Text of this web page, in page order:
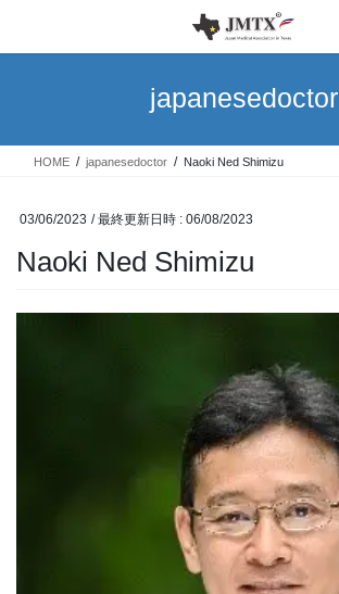
テ
ス
ゲ
ン
japanesedoctor
HOME japanesedoctor Naoki Ned Shimizu
03/06/2023 / 最終更新日時 : 06/08/2023
Naoki Ned Shimizu